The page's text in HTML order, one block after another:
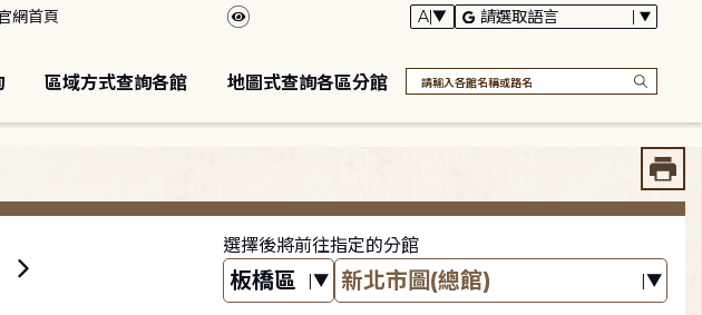
網首頁
區域方式查詢各館 地圖式查詢各區分館
選擇後將前往指定的分館